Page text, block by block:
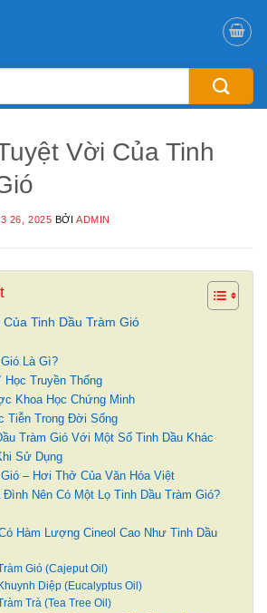
Vời Của Tinh
26, 2025 BỞIADMIN
Tinh Dầu Tràm Gió
Là Gì?
Học Truyền Thống
Khoa Học Chứng Minh
Tiễn Trong Đời Sống
Tràm Gió Với Một Số Tinh Dầu Khác
Sử Dụng
– Hơi Thở Của Văn Hóa Việt
Nên Có Một Lọ Tinh Dầu Tràm Gió?
Hàm Lượng Cineol Cao Như Tinh Dầu
Gió (Cajeput Oil)
Diệp (Eucalyptus Oil)
Trà (Tea Tree Oil)